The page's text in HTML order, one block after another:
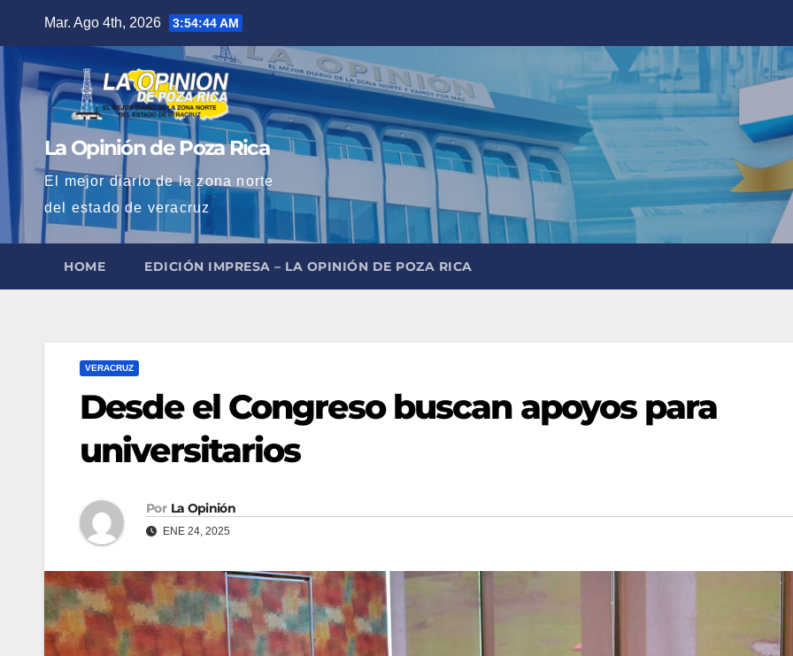
contenido
Mar. Ago 4th, 2026 3:54:45 AM
La Opinión de Poza Rica
El mejor diario de la zona norte
del estado de veracruz
HOME EDICIÓN IMPRESA – LA OPINIÓN DE POZA RICA
VERACRUZ
Desde el Congreso buscan apoyos para
universitarios
Por La Opinión
ENE 24, 2025